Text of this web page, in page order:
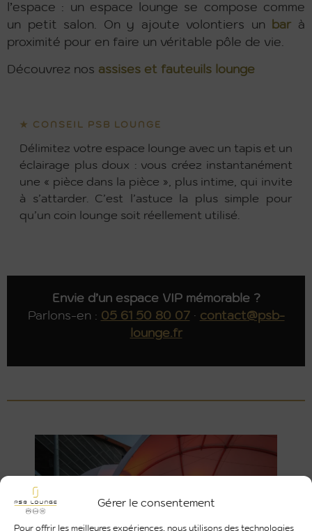
Gérer le consentement
Pour offrir les meilleures expériences, nous utilisons des technologies
l’espace : un espace lounge se compose comme
un petit salon. On y ajoute volontiers un
bar à
proximité pour en faire un véritable pôle de vie.
Découvrez nos assises et fauteuils lounge
★ CONSEIL PSB LOUNGE
Délimitez votre espace lounge avec un tapis et un
éclairage plus doux : vous créez instantanément
une « pièce dans la pièce », plus intime, qui invite
à s’attarder. C’est l’astuce la plus simple pour
qu’un coin lounge soit réellement utilisé.
Envie d’un espace VIP mémorable ?
Parlons-en : 05 61 50 80 07· contact@psb-
lounge.fr